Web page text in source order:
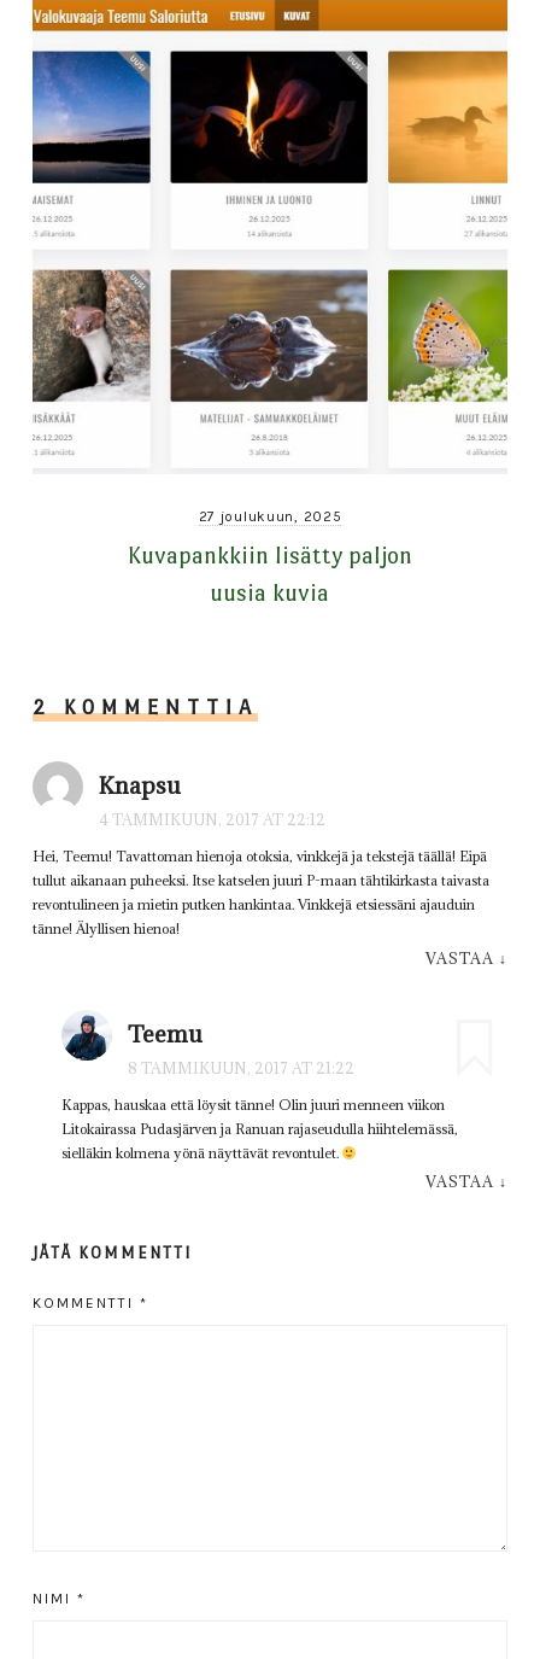
27 joulukuun, 2025
Kuvapankkiin lisätty paljon
uusia kuvia
2 KOMMENTTIA
Knapsu
4 TAMMIKUUN, 2017 AT 22:12
Hei, Teemu! Tavattoman hienoja otoksia, vinkkejä ja tekstejä täällä! Eipä
tullut aikanaan puheeksi. Itse katselen juuri P-maan tähtikirkasta taivasta
revontulineen ja mietin putken hankintaa. Vinkkejä etsiessäni ajauduin
tänne! Älyllisen hienoa!
VASTAA ↓
Teemu
8 TAMMIKUUN, 2017 AT 21:22
Kappas, hauskaa että löysit tänne! Olin juuri menneen viikon
Litokairassa Pudasjärven ja Ranuan rajaseudulla hiihtelemässä,
sielläkin kolmena yönä näyttävät revontulet.
VASTAA ↓
JÄTÄ KOMMENTTI
KOMMENTTI *
NIMI *